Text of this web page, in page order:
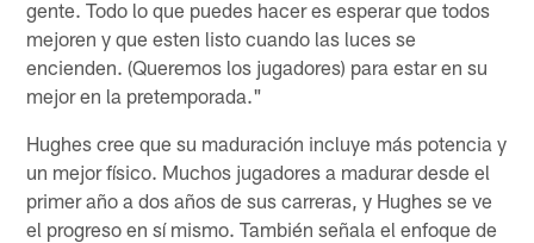
gente. Todo lo que puedes hacer es esperar que todos
mejoren y que esten listo cuando las luces se
encienden. (Queremos los jugadores) para estar en su
mejor en la pretemporada."
Hughes cree que su maduración incluye más potencia y
un mejor físico. Muchos jugadores a madurar desde el
primer año a dos años de sus carreras, y Hughes se ve
el progreso en sí mismo. También señala el enfoque de